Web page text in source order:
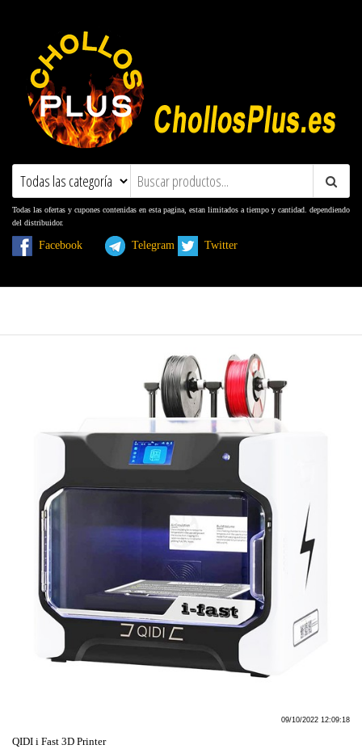
ChollosPlus.es
Ofertas, Promociones, Descuentos y
Todas las ofertas y cupones contenidas en esta pagina, estan limitados a tiempo y cantidad. dependiendo
del distribuidor.
Facebook Telegram Twitter
09/10/2022 12:09:18
QIDI i Fast 3D Printer